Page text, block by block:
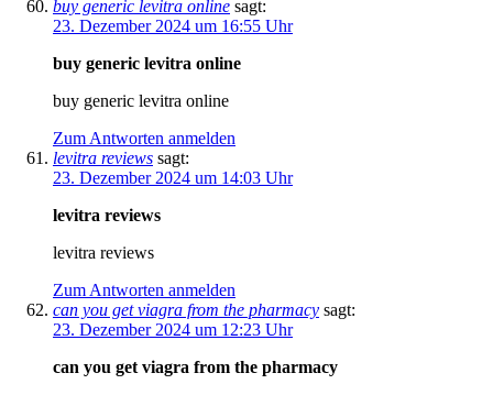
buy generic levitra online sagt:
23. Dezember 2024 um 16:55 Uhr
buy generic levitra online
buy generic levitra online
Zum Antworten anmelden
levitra reviews sagt:
23. Dezember 2024 um 14:03 Uhr
levitra reviews
levitra reviews
Zum Antworten anmelden
can you get viagra from the pharmacy sagt:
23. Dezember 2024 um 12:23 Uhr
can you get viagra from the pharmacy